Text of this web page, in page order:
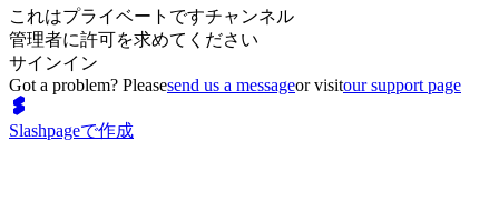
これはプライベートですチャンネル
管理者に許可を求めてください
サインイン
Got a problem? Pleasesend us a messageor visitour support page
Slashpageで作成